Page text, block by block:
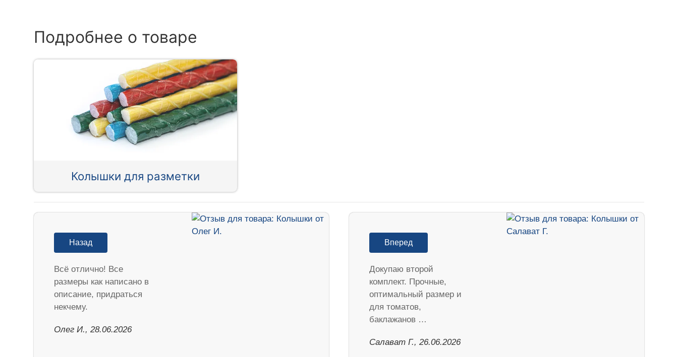
Подробнее о товаре
Колышки для разметки
Назад
Всё отлично! Все
размеры как написано в
описание, придраться
некчему.
Олег И., 28.06.2026
Вперед
Докупаю второй
комплект. Прочные,
оптимальный размер и
для томатов,
баклажанов …
Салават Г., 26.06.2026